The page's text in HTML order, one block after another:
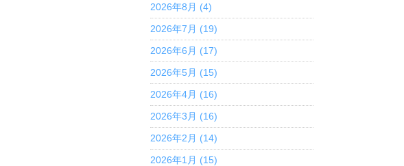
2026年8月 (4)
2026年7月 (19)
2026年6月 (17)
2026年5月 (15)
2026年4月 (16)
2026年3月 (16)
2026年2月 (14)
2026年1月 (15)